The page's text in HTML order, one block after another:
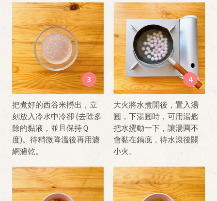
3
把煮好的西谷米撈出，立
刻放入冷水中冷卻 (去除多
餘的黏液，並且保持Ｑ
度)。待稍微降溫後再用濾
網濾乾。
4
大火將水煮開後，置入湯
圓，下湯圓時，可用湯匙
把水攪動一下，讓湯圓不
會黏在鍋底，待水滾後關
小火。